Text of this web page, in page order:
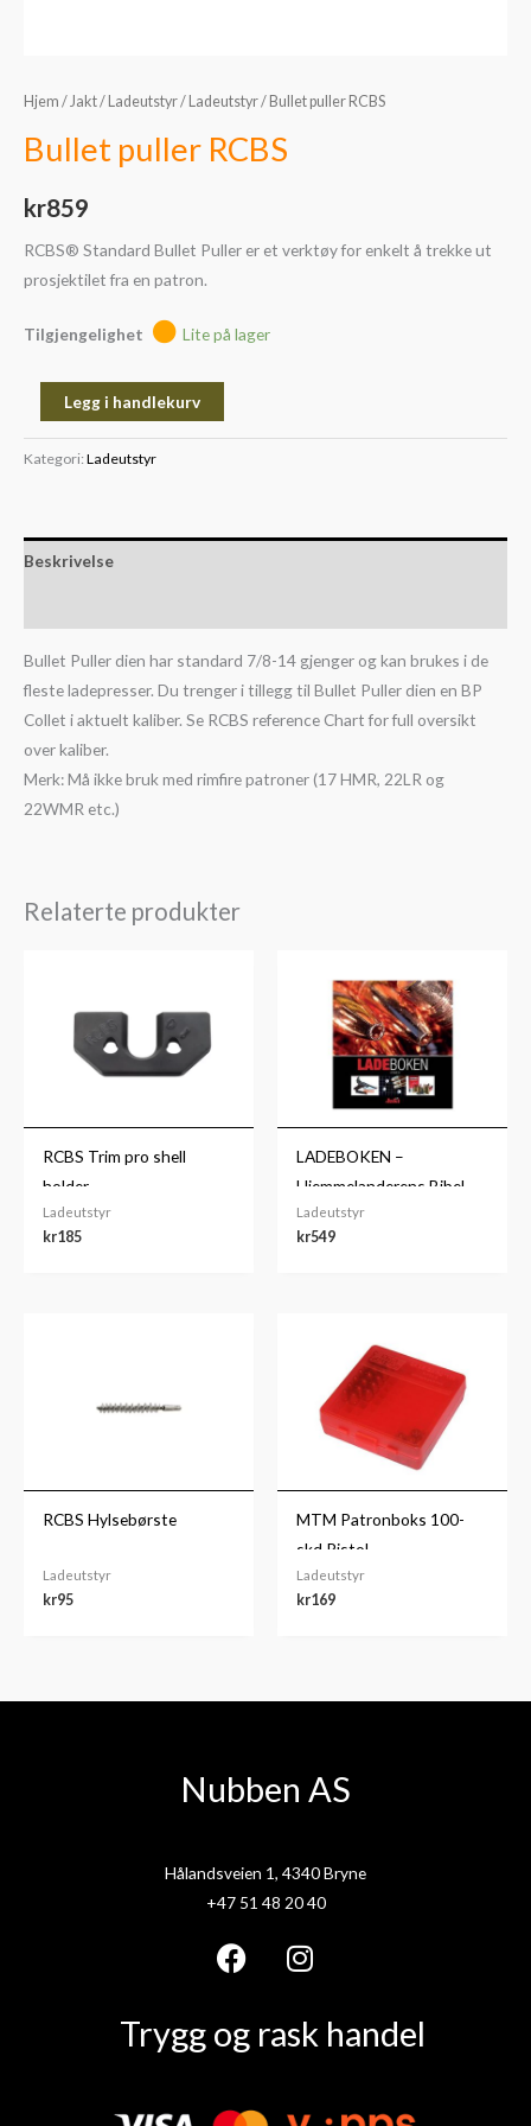
Hjem /Jakt/ Ladeutstyr/ Ladeutstyr/ Bullet puller RCBS
Bullet puller RCBS
kr859
RCBS® Standard Bullet Puller er et verktøy for enkelt å trekke ut
prosjektilet fra en patron.
Tilgjengelighet Lite på lager
Legg i handlekurv
Kategori: Ladeutstyr
Beskrivelse
Bullet Puller dien har standard 7/8-14 gjenger og kan brukes i de
fleste ladepresser. Du trenger i tillegg til Bullet Puller dien en BP
Collet i aktuelt kaliber. Se RCBS reference Chart for full oversikt
over kaliber.
Merk: Må ikke bruk med rimfire patroner (17 HMR, 22LR og
22WMR etc.)
Relaterte produkter
RCBS Trim pro shell
holder
Ladeutstyr
kr185
LADEBOKEN –
Hjemmelanderens Bibel
Ladeutstyr
kr549
RCBS Hylsebørste
Ladeutstyr
kr95
MTM Patronboks 100-
skd Pistol
Ladeutstyr
kr169
Nubben AS
Hålandsveien 1, 4340 Bryne
+47 51 48 20 40
F
c
b
I
n
s
Trygg og rask handel